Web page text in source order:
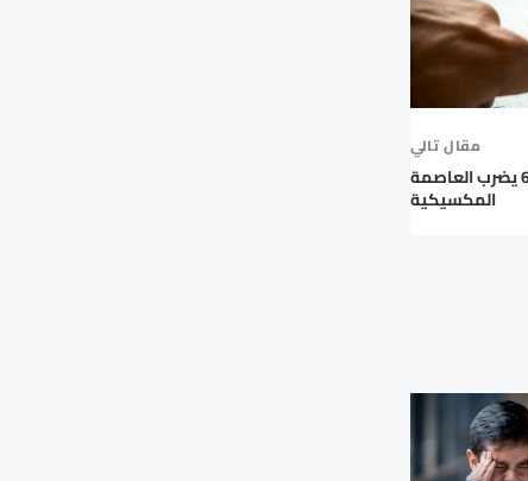
مقال تالي
زلزال بقوة 6.5 يضرب العاصمة
المكسيكية